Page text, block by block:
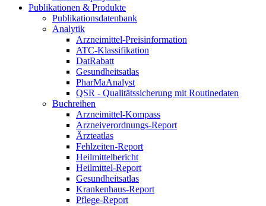
Publikationen & Produkte
Publikationsdatenbank
Analytik
Arzneimittel-Preisinformation
ATC-Klassifikation
DatRabatt
Gesundheitsatlas
PharMaAnalyst
QSR - Qualitätssicherung mit Routinedaten
Buchreihen
Arzneimittel-Kompass
Arzneiverordnungs-Report
Ärzteatlas
Fehlzeiten-Report
Heilmittelbericht
Heilmittel-Report
Gesundheitsatlas
Krankenhaus-Report
Pflege-Report